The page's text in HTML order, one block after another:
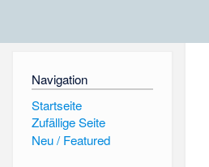
Navigation
Startseite
Zufällige Seite
Neu / Featured